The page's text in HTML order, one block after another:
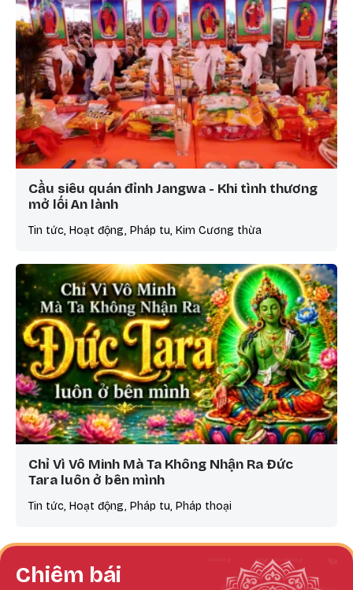
Cầu siêu quán đỉnh Jangwa - Khi tình thương
mở lối An lành
Tin tức, Hoạt động, Pháp tu, Kim Cương thừa
Chỉ Vì Vô Minh Mà Ta Không Nhận Ra Đức
Tara luôn ở bên mình
Tin tức, Hoạt động, Pháp tu, Pháp thoại
Chiêm bái